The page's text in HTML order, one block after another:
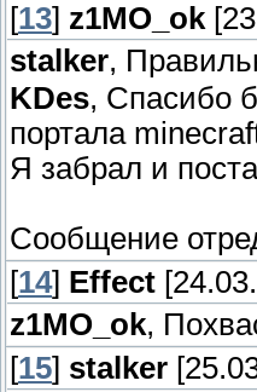
[13] z1MO_ok
stalker,
KDes, Спасибо
портала
Я забрал и
Сообщение
[14] Effect
z1MO_ok,
[15] stalker